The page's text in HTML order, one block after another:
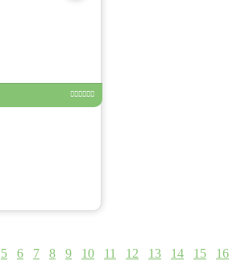
5 6 7 8 9 10 11 12 13 14 15
16